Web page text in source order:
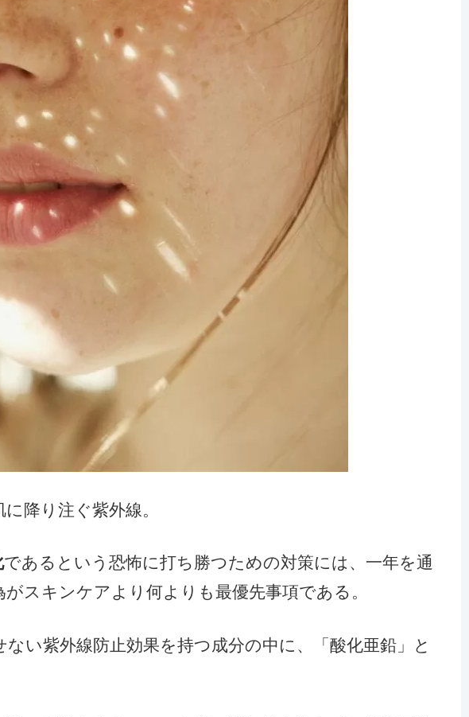
降り注ぐ紫外線。
であるという恐怖に打ち勝つための対策には、一年を通
スキンケアより何よりも最優先事項である。
い紫外線防止効果を持つ成分の中に、「酸化亜鉛」と